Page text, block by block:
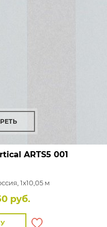
ARTS5 001
1x10,05 м
руб.